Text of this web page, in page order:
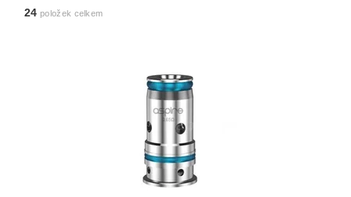
24 položek celkem